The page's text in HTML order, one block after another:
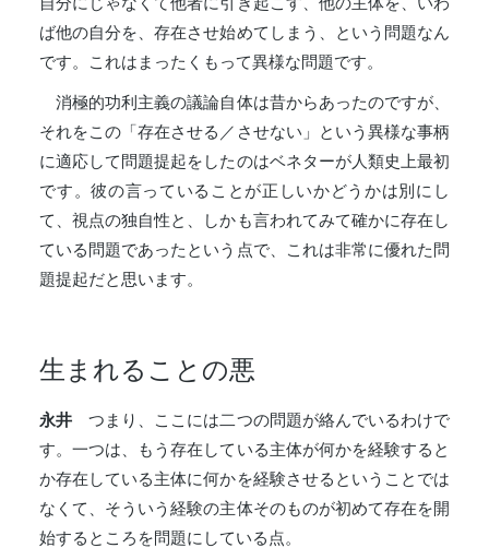
ば他の自分を、存在させ始めてしまう、という問題なん
です。これはまったくもって異様な問題です。
消極的功利主義の議論自体は昔からあったのですが、
それをこの「存在させる／させない」という異様な事柄
に適応して問題提起をしたのはベネターが人類史上最初
です。彼の言っていることが正しいかどうかは別にし
て、視点の独自性と、しかも言われてみて確かに存在し
ている問題であったという点で、これは非常に優れた問
題提起だと思います。
生まれることの悪
永井 つまり、ここには二つの問題が絡んでいるわけで
す。一つは、もう存在している主体が何かを経験すると
か存在している主体に何かを経験させるということでは
なくて、そういう経験の主体そのものが初めて存在を開
始するところを問題にしている点。